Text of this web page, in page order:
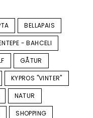
BELLAPAIS
- BAHCELI
GÅTUR
KYPROS "VINTER"
NATUR
SHOPPING